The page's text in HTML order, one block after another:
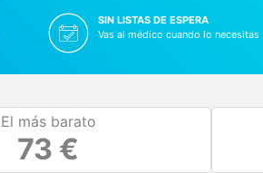
SIN LISTAS DE ESPERA
Vas al médico cuando lo necesitas
El más barato
73 €